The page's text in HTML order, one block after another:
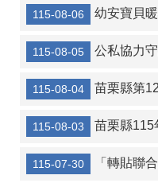
115-08-06 幼安寶貝暖
115-08-05 公私協力守護弱勢
115-08-04 苗栗縣第122處巷
115-08-03 苗栗縣115
115-07-30 「轉貼聯合新